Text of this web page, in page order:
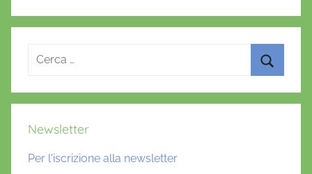
o
k
p
Ricerca
Newsletter
Per l'iscrizione alla newsletter